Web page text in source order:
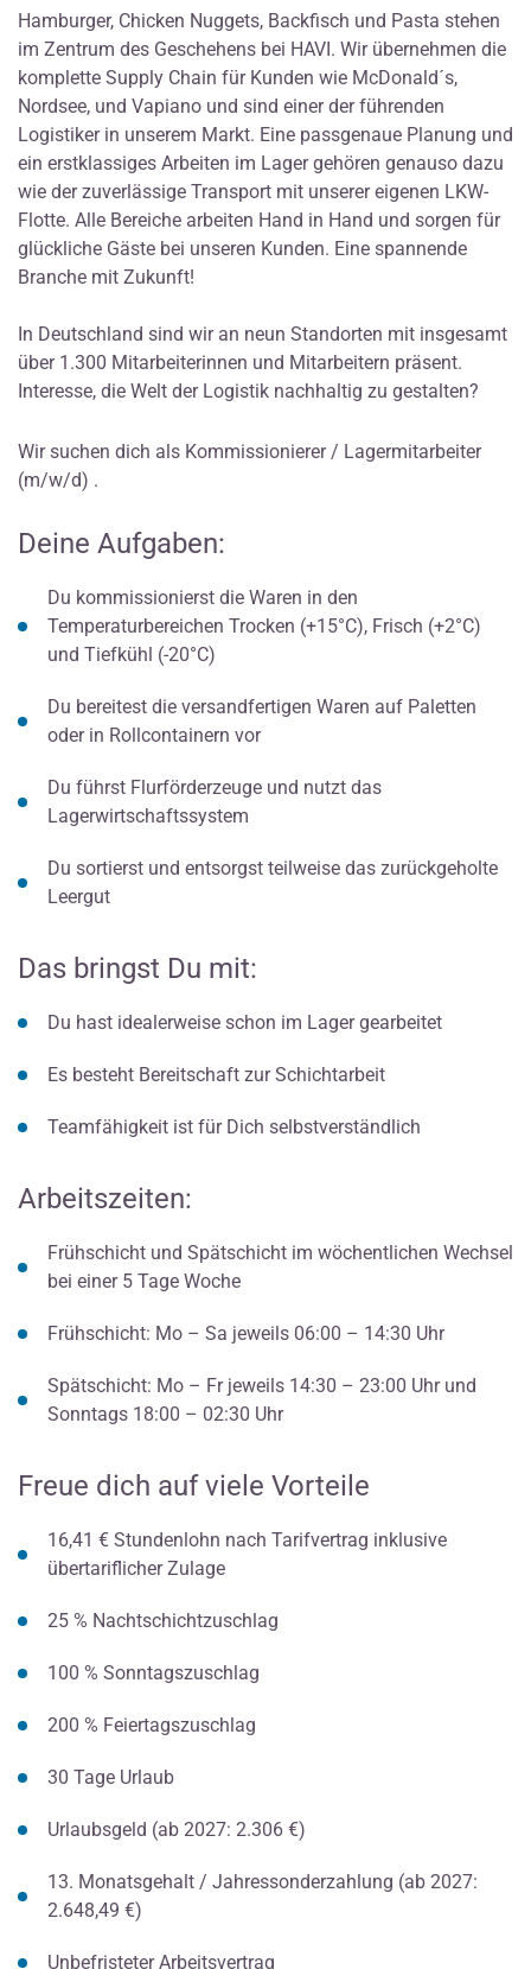
Hamburger, Chicken Nuggets, Backfisch und Pasta stehen
im Zentrum des Geschehens bei HAVI. Wir übernehmen die
komplette Supply Chain für Kunden wie McDonald´s,
Nordsee, und Vapiano und sind einer der führenden
Logistiker in unserem Markt. Eine passgenaue Planung und
ein erstklassiges Arbeiten im Lager gehören genauso dazu
wie der zuverlässige Transport mit unserer eigenen LKW-
Flotte. Alle Bereiche arbeiten Hand in Hand und sorgen für
glückliche Gäste bei unseren Kunden. Eine spannende
Branche mit Zukunft!
In Deutschland sind wir an neun Standorten mit insgesamt
über 1.300 Mitarbeiterinnen und Mitarbeitern präsent.
Interesse, die Welt der Logistik nachhaltig zu gestalten?
Wir suchen dich als Kommissionierer / Lagermitarbeiter
(m/w/d) .
Deine Aufgaben:
Du kommissionierst die Waren in den
Temperaturbereichen Trocken (+15°C), Frisch (+2°C)
und Tiefkühl (-20°C)
Du bereitest die versandfertigen Waren auf Paletten
oder in Rollcontainern vor
Du führst Flurförderzeuge und nutzt das
Lagerwirtschaftssystem
Du sortierst und entsorgst teilweise das zurückgeholte
Leergut
Das bringst Du mit:
Du hast idealerweise schon im Lager gearbeitet
Es besteht Bereitschaft zur Schichtarbeit
Teamfähigkeit ist für Dich selbstverständlich
Arbeitszeiten:
Frühschicht und Spätschicht im wöchentlichen Wechsel
bei einer 5 Tage Woche
Frühschicht: Mo – Sa jeweils 06:00 – 14:30 Uhr
Spätschicht: Mo – Fr jeweils 14:30 – 23:00 Uhr und
Sonntags 18:00 – 02:30 Uhr
Freue dich auf viele Vorteile
16,41 € Stundenlohn nach Tarifvertrag inklusive
übertariflicher Zulage
25 % Nachtschichtzuschlag
100 % Sonntagszuschlag
200 % Feiertagszuschlag
30 Tage Urlaub
Urlaubsgeld (ab 2027: 2.306 €)
13. Monatsgehalt / Jahressonderzahlung (ab 2027:
2.648,49 €)
Unbefristeter Arbeitsvertrag